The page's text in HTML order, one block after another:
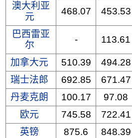
澳大利亚
元
468.07 453.53
巴西雷亚
尔
- 113.61
加拿大元 510.39 494.28
瑞士法郎
692.85 671.47
丹麦克朗
100.17 97.08
欧元
745.58 722.41
英镑
875.6 848.39